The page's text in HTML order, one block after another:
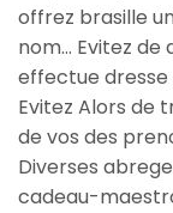
offrez brasille
nom… Evitez de
effectue dresse
Evitez Alors de
de vos des
Diverses
cadeau-